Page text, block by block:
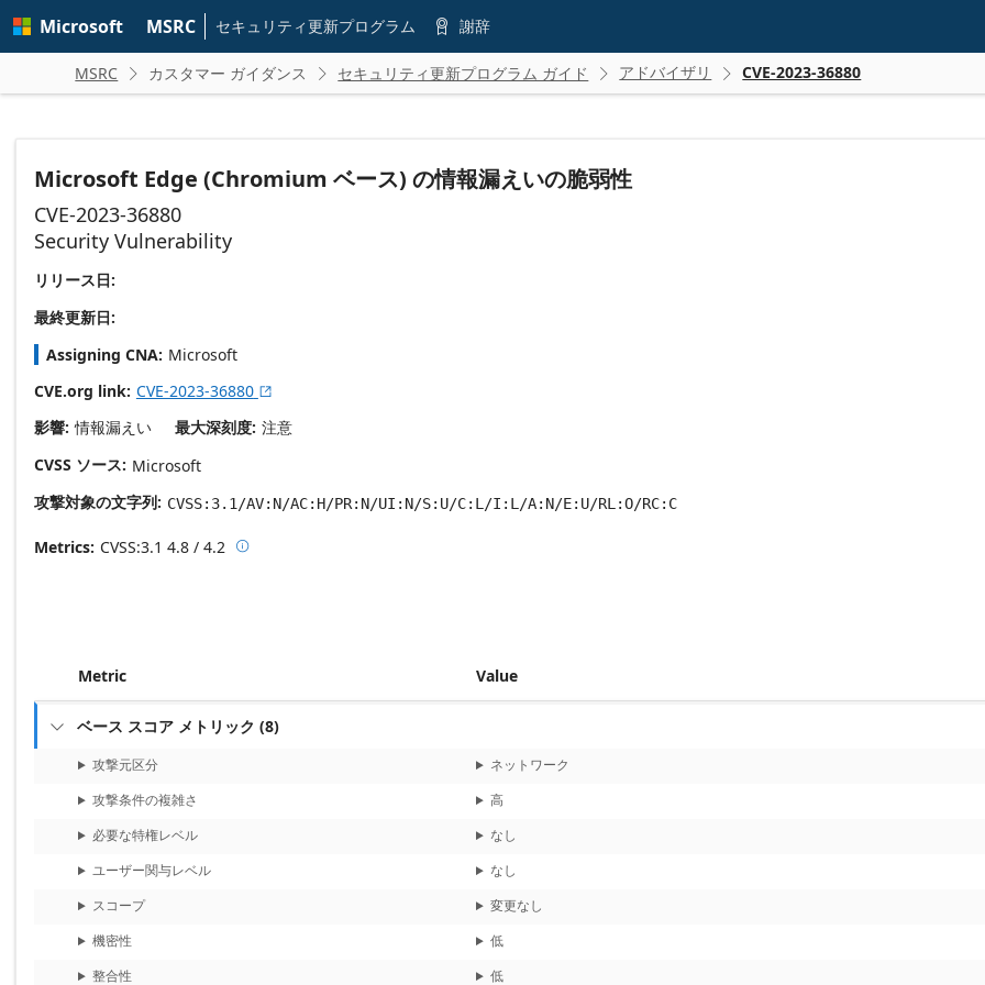
main
Microsoft MSRC セキュリティ更新プログラム  謝辞
MSRC  カスタマー ガイダンス  セキュリティ更新プログラム ガイド  アドバイザリ  CVE-2023-36880
Microsoft Edge (Chromium ベース) の情報漏えいの脆弱性
CVE-2023-36880
Security Vulnerability
リリース日:
最終更新日:
Assigning CNA Microsoft
CVE.org link CVE-2023-36880 
影響 情報漏えい 最大深刻度 注意
CVSS ソース Microsoft
攻撃対象の文字列
CVSS:3.1/AV:N/AC:H/PR:N/UI:N/S:U/C:L/I:L/A:N/E:U/RL:O/RC:C
Metrics CVSS:3.1 4.8 / 4.2 Base score metrics: 4.8 / Temporal score metrics: 4.2
Metric Value
 ベース スコア メトリック (8)
攻撃元区分
ネットワーク
攻撃条件の複雑さ
高
必要な特権レベル
なし
ユーザー関与レベル
なし
スコープ
変更なし
機密性
低
整合性
低